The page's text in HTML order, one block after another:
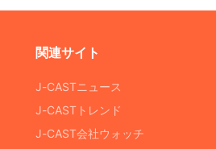
関連サイト
J-CASTニュース
J-CASTトレンド
J-CAST会社ウォッチ